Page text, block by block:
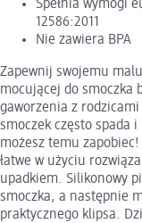
Spełnia wymogi
12586:2011
Nie zawiera BPA
Zapewnij swojemu
mocującej do smoczka
gaworzenia z
smoczek często spada
możesz temu
łatwe w użyciu
upadkiem. Silikonowy
smoczka, a następnie
praktycznego klipsa.